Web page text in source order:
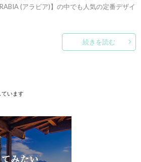
(アラビア)】の中でも人気の定番デザイ
続きを読む
います